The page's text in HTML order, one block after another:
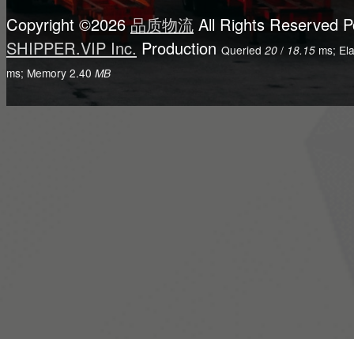
Copyright ©2026品质物流 All Rights Reserved
SHIPPER.VIP Inc. Production Queried20 / 18.15 ms;
ms; Memory 2.40 MB